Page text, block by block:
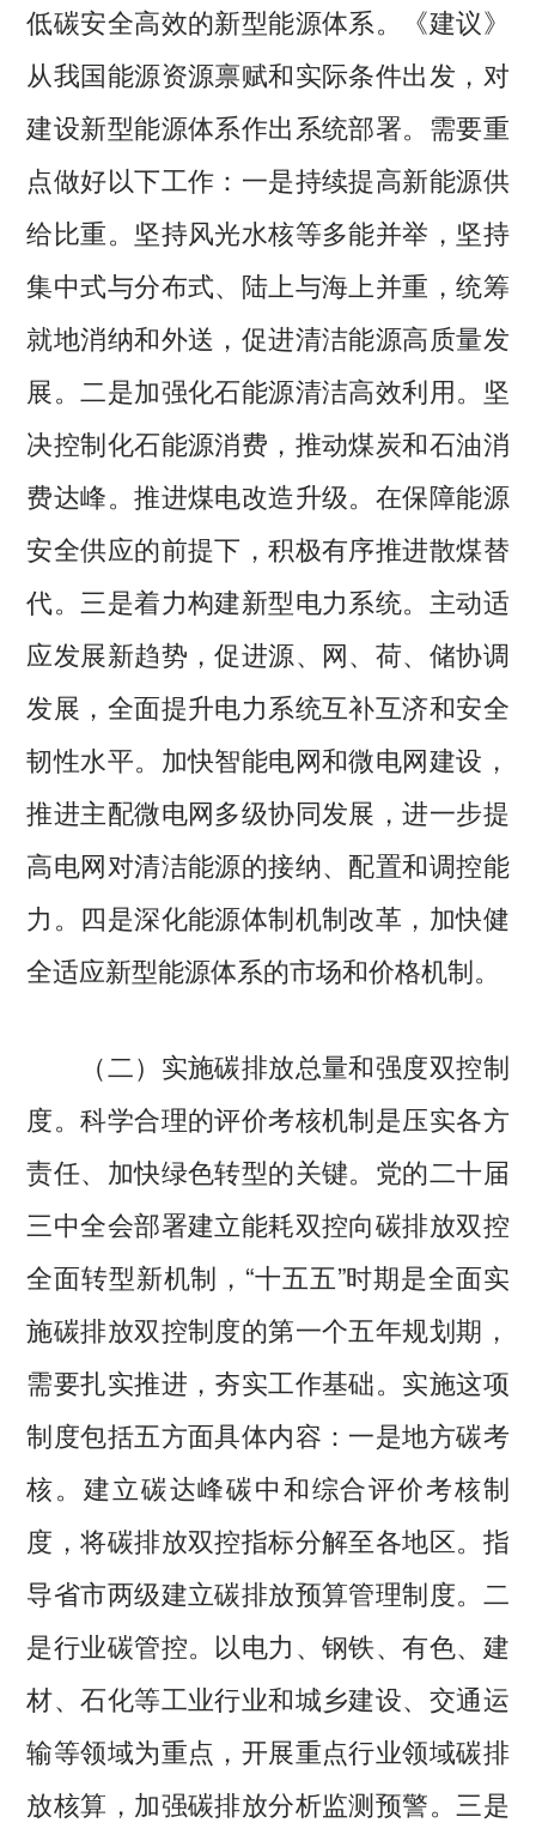
低碳安全高效的新型能源体系。《建议》
从我国能源资源禀赋和实际条件出发，对
建设新型能源体系作出系统部署。需要重
点做好以下工作：一是持续提高新能源供
给比重。坚持风光水核等多能并举，坚持
集中式与分布式、陆上与海上并重，统筹
就地消纳和外送，促进清洁能源高质量发
展。二是加强化石能源清洁高效利用。坚
决控制化石能源消费，推动煤炭和石油消
费达峰。推进煤电改造升级。在保障能源
安全供应的前提下，积极有序推进散煤替
代。三是着力构建新型电力系统。主动适
应发展新趋势，促进源、网、荷、储协调
发展，全面提升电力系统互补互济和安全
韧性水平。加快智能电网和微电网建设，
推进主配微电网多级协同发展，进一步提
高电网对清洁能源的接纳、配置和调控能
力。四是深化能源体制机制改革，加快健
全适应新型能源体系的市场和价格机制。
（二）实施碳排放总量和强度双控制
度。科学合理的评价考核机制是压实各方
责任、加快绿色转型的关键。党的二十届
三中全会部署建立能耗双控向碳排放双控
全面转型新机制，“十五五”时期是全面实
施碳排放双控制度的第一个五年规划期，
需要扎实推进，夯实工作基础。实施这项
制度包括五方面具体内容：一是地方碳考
核。建立碳达峰碳中和综合评价考核制
度，将碳排放双控指标分解至各地区。指
导省市两级建立碳排放预算管理制度。二
是行业碳管控。以电力、钢铁、有色、建
材、石化等工业行业和城乡建设、交通运
输等领域为重点，开展重点行业领域碳排
放核算，加强碳排放分析监测预警。三是